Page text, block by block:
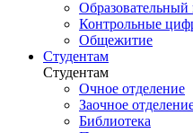
Образовательный
Контрольные
Общежитие
Студентам
Студентам
Очное отделение
Заочное
Библиотека